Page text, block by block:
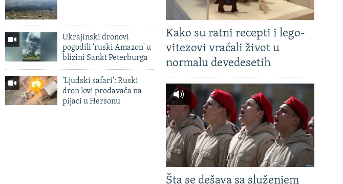
Ukrajinski dronovi
pogodili 'ruski Amazon' u
blizini Sankt Peterburga
'Ljudski safari': Ruski
dron lovi prodavača na
pijaci u Hersonu
Kako su ratni recepti i lego-
vitezovi vraćali život u
normalu devedesetih
Šta se dešava sa služenjem